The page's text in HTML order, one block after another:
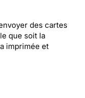
des cartes
que soit la
imprimée et